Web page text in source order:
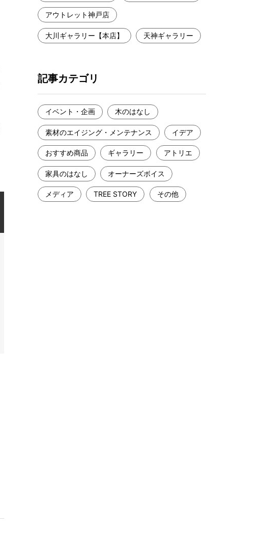
アウトレット神戸店
大川ギャラリー【本店】 天神ギャラリー
記事カテゴリ
イベント・企画 木のはなし
素材のエイジング・メンテナンス イデア
おすすめ商品 ギャラリー アトリエ
家具のはなし オーナーズボイス
メディア TREE STORY その他